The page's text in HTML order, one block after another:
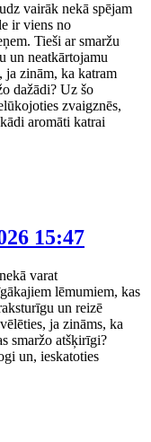
vairāk nekā spējam
ir viens no
Tieši ar smaržu
un neatkārtojamu
ja zinām, ka katram
dažādi? Uz šo
zvaigznēs,
aromāti katrai
15:47
varat
lēmumiem, kas
un reizē
ja zināms, ka
smaržo atšķirīgi?
un, ieskatoties